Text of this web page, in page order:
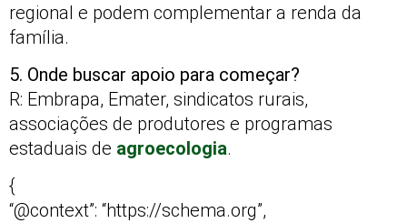
regional e podem complementar a renda da
família.
5. Onde buscar apoio para começar?
R: Embrapa, Emater, sindicatos rurais,
associações de produtores e programas
estaduais de agroecologia.
{
“@context”: “https://schema.org”,